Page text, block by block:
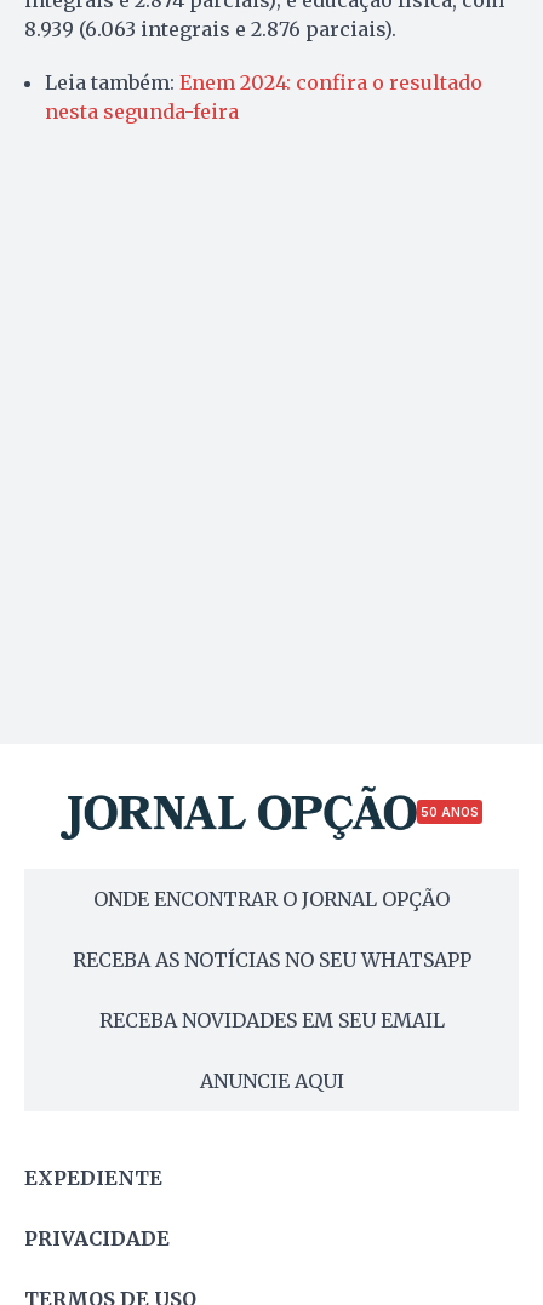
8.939 (6.063 integrais e 2.876 parciais).
Leia também: Enem 2024: confira o resultado
nesta segunda-feira
50 ANOS
ONDE ENCONTRAR O JORNAL OPÇÃO
RECEBA AS NOTÍCIAS NO SEU WHATSAPP
RECEBA NOVIDADES EM SEU EMAIL
ANUNCIE AQUI
EXPEDIENTE
PRIVACIDADE
TERMOS DE USO